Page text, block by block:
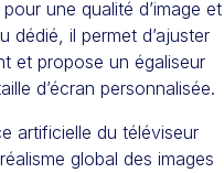
une qualité d’image et
dédié, il permet d’ajuster
et propose un égaliseur
d’écran personnalisée.
artificielle du téléviseur
global des images